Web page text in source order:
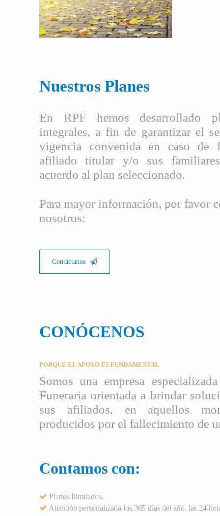
Nuestros Planes
En RPF hemos desarrollado
integrales, a fin de garantizar el
vigencia convenida en caso de
afiliado titular y/o sus
acuerdo al plan seleccionado.
Para mayor información, por favor
nosotros:
Contáctanos
CONÓCENOS
PORQUE EL APOYO ES FUNDAMENTAL
Somos una empresa
Funeraria orientada a brindar
sus afiliados, en aquellos
producidos por el fallecimiento de
Contamos con:
Planes Ilimitados.
Atención personalizada los 365 días del año, las 24